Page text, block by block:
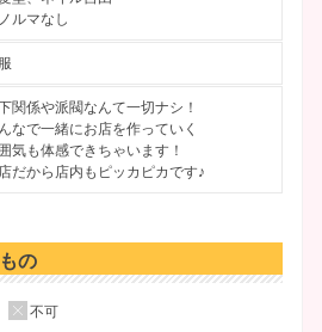
ルマなし
下関係や派閥なんて一切ナシ！
なで一緒にお店を作っていく
気も体感できちゃいます！
だから店内もピッカピカです♪
の
不可